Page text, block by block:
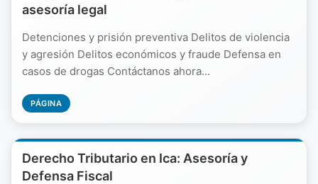
asesoría legal
Detenciones y prisión preventiva Delitos de violencia
y agresión Delitos económicos y fraude Defensa en
casos de drogas Contáctanos ahora...
PÁGINA
Derecho Tributario en Ica: Asesoría y
Defensa Fiscal